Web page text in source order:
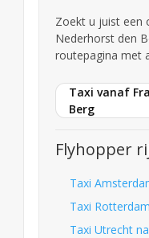
Zoekt u juist een
Nederhorst den
routepagina met
Taxi vanaf
Berg
Flyhopper
Taxi
Taxi
Taxi Utrecht